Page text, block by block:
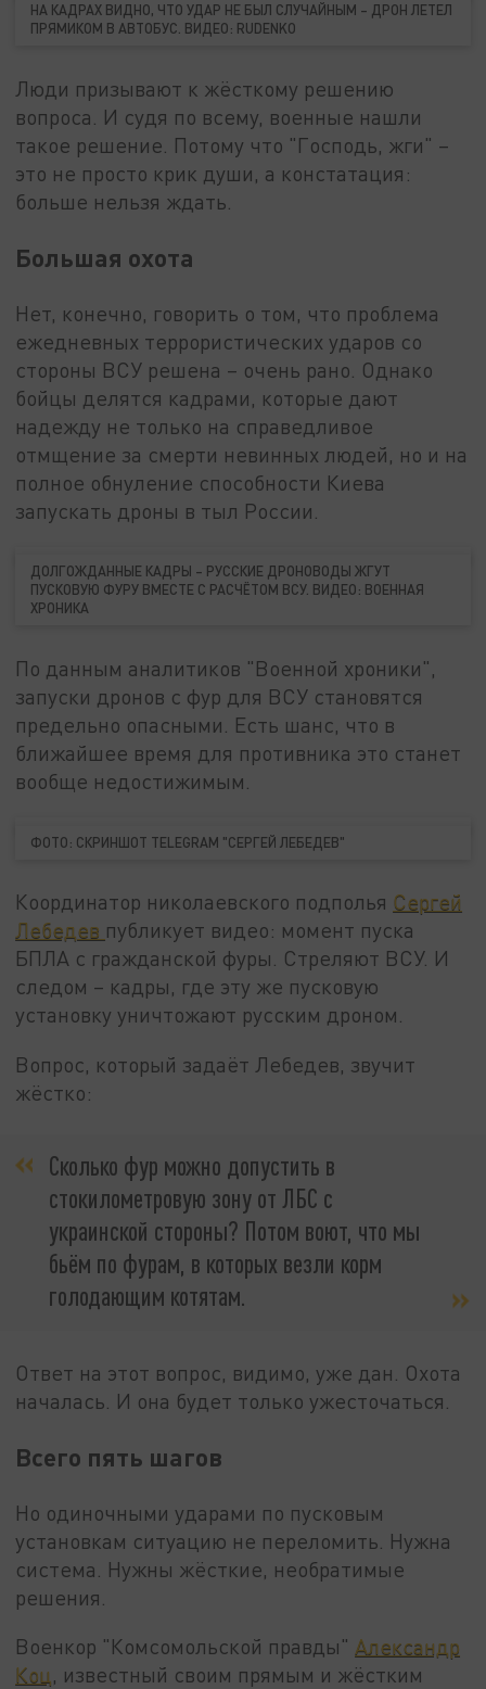
НА КАДРАХ ВИДНО, ЧТО УДАР НЕ БЫЛ СЛУЧАЙНЫМ – ДРОН ЛЕТЕЛ
ПРЯМИКОМ В АВТОБУС. ВИДЕО: RUDENKO
Люди призывают к жёсткому решению
вопроса. И судя по всему, военные нашли
такое решение. Потому что "Господь, жги" –
это не просто крик души, а констатация:
больше нельзя ждать.
Большая охота
Нет, конечно, говорить о том, что проблема
ежедневных террористических ударов со
стороны ВСУ решена – очень рано. Однако
бойцы делятся кадрами, которые дают
надежду не только на справедливое
отмщение за смерти невинных людей, но и на
полное обнуление способности Киева
запускать дроны в тыл России.
ДОЛГОЖДАННЫЕ КАДРЫ – РУССКИЕ ДРОНОВОДЫ ЖГУТ
ПУСКОВУЮ ФУРУ ВМЕСТЕ С РАСЧЁТОМ ВСУ. ВИДЕО: ВОЕННАЯ
ХРОНИКА
По данным аналитиков "Военной хроники",
запуски дронов с фур для ВСУ становятся
предельно опасными. Есть шанс, что в
ближайшее время для противника это станет
вообще недостижимым.
ФОТО: СКРИНШОТ TELEGRAM "СЕРГЕЙ ЛЕБЕДЕВ"
Координатор николаевского подполья Сергей
Лебедев публикует видео: момент пуска
БПЛА с гражданской фуры. Стреляют ВСУ. И
следом – кадры, где эту же пусковую
установку уничтожают русским дроном.
Вопрос, который задаёт Лебедев, звучит
жёстко:
Сколько фур можно допустить в
стокилометровую зону от ЛБС с
украинской стороны? Потом воют, что мы
бьём по фурам, в которых везли корм
голодающим котятам.
Ответ на этот вопрос, видимо, уже дан. Охота
началась. И она будет только ужесточаться.
Всего пять шагов
Но одиночными ударами по пусковым
установкам ситуацию не переломить. Нужна
система. Нужны жёсткие, необратимые
решения.
Военкор "Комсомольской правды" Александр
Коц , известный своим прямым и жёстким